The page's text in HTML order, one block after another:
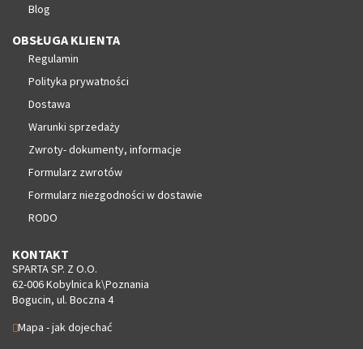
Blog
OBSŁUGA KLIENTA
Regulamin
Polityka prywatności
Dostawa
Warunki sprzedaży
Zwroty- dokumenty, informacje
Formularz zwrotów
Formularz niezgodności w dostawie
RODO
KONTAKT
SPARTA SP. Z O.O.
62-006 Kobylnica k\Poznania
Bogucin, ul. Boczna 4
Mapa - jak dojechać